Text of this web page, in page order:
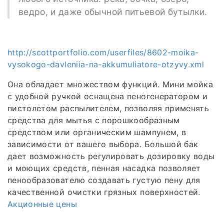
ведро, и даже обычной питьевой бутылки.
http://scottportfolio.com/userfiles/8602-moika-
vysokogo-davleniia-na-akkumuliatore-otzyvy.xml
Она обладает множеством функций. Мини мойка
с удобной ручкой оснащена пеногенератором и
пистолетом распылителем, позволяя применять
средства для мытья с порошкообразным
средством или органическим шампунем, в
зависимости от вашего выбора. Большой бак
дает возможность регулировать дозировку воды
и моющих средств, пенная насадка позволяет
пенообразователю создавать густую пену для
качественной очистки грязных поверхностей.
Акционные цены